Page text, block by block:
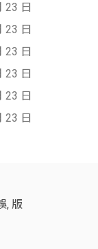
23 日
23 日
23 日
23 日
23 日
23 日
, 版